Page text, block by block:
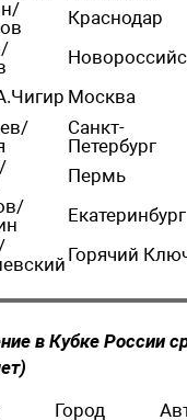
Краснодар
Москва
Санкт-
Петербург
Пермь
Екатеринбург
Горячий
в Кубке России
Город